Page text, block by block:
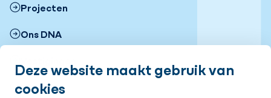
Deze website maakt gebruik van
cookies
Projecten
Ons DNA
Nieuws